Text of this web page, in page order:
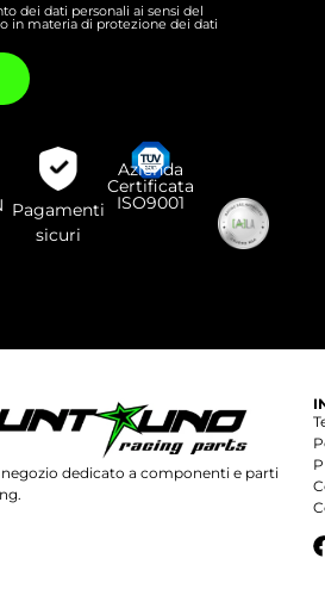
dei dati personali ai sensi del
in materia di protezione dei dati
Pagamenti
sicuri
Azienda
Certificata
ISO9001
dedicato a componenti e parti